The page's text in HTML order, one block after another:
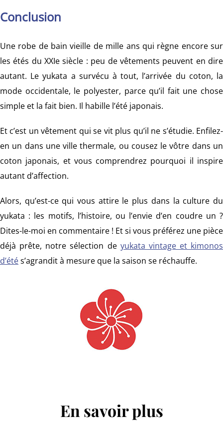
Conclusion
Une robe de bain vieille de mille ans qui règne encore sur
les étés du XXIe siècle : peu de vêtements peuvent en dire
autant. Le yukata a survécu à tout, l’arrivée du coton, la
mode occidentale, le polyester, parce qu’il fait une chose
simple et la fait bien. Il habille l’été japonais.
Et c’est un vêtement qui se vit plus qu’il ne s’étudie. Enfilez-
en un dans une ville thermale, ou cousez le vôtre dans un
coton japonais, et vous comprendrez pourquoi il inspire
autant d’affection.
Alors, qu’est-ce qui vous attire le plus dans la culture du
yukata : les motifs, l’histoire, ou l’envie d’en coudre un ?
Dites-le-moi en commentaire ! Et si vous préférez une pièce
déjà prête, notre sélection de yukata vintage et kimonos
d’étés’agrandit à mesure que la saison se réchauffe.
En savoir plus